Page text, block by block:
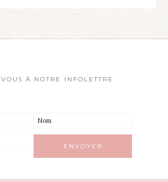
À NOTRE INFOLETTRE